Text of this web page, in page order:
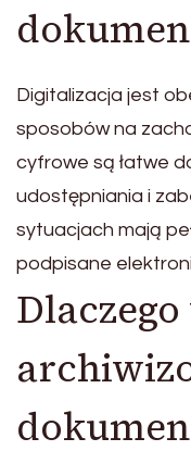
Digitalizacja jest
sposobów na
cyfrowe są łatwe
udostępniania i
sytuacjach mają
podpisane